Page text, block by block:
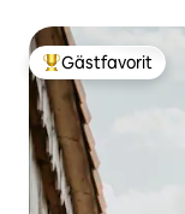
Populär gästfavorit
Gästfavorit